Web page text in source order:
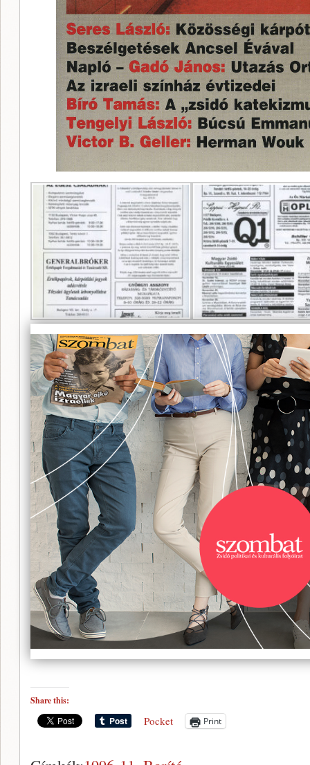
Share this:
Pocket Print